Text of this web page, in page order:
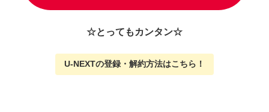
☆とってもカンタン☆
U-NEXTの登録・解約方法はこちら ！